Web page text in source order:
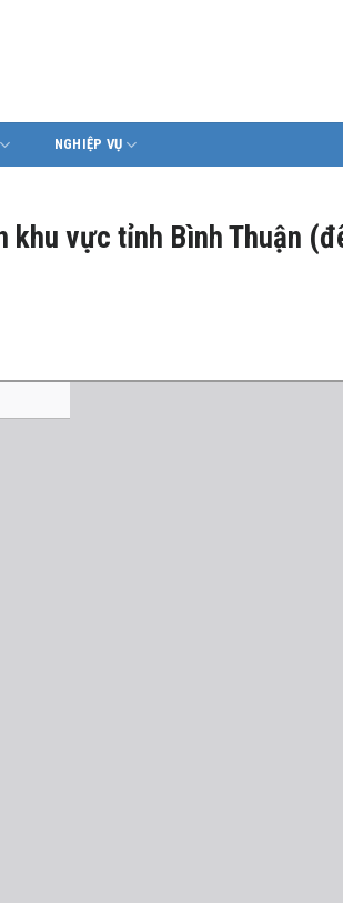
NGHIỆP VỤ
khu vực tỉnh Bình Thuận